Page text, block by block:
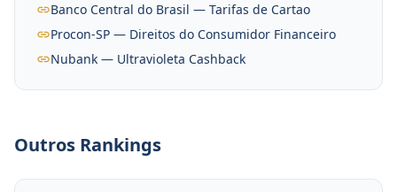
Banco Central do Brasil — Tarifas de Cartao
Procon-SP — Direitos do Consumidor Financeiro
Nubank — Ultravioleta Cashback
Outros Rankings